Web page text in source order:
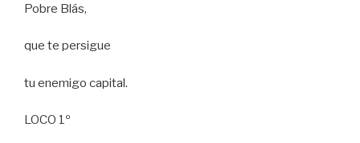
Pobre Blás,
que te persigue
tu enemigo capital.
LOCO 1º